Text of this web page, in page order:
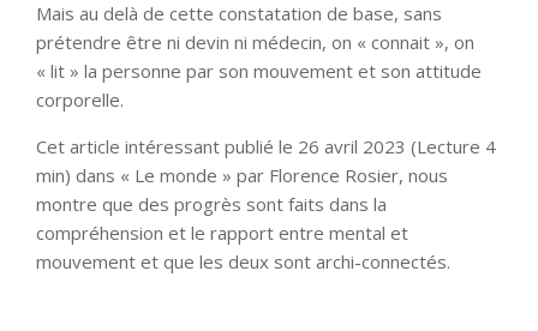
Mais au delà de cette constatation de base, sans
prétendre être ni devin ni médecin, on « connait », on
« lit » la personne par son mouvement et son attitude
corporelle.
Cet article intéressant publié le 26 avril 2023 (Lecture 4
min) dans « Le monde » par Florence Rosier, nous
montre que des progrès sont faits dans la
compréhension et le rapport entre mental et
mouvement et que les deux sont archi-connectés.